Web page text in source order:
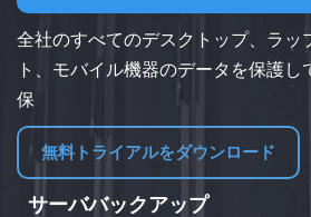
全社のすべてのデスクトップ、ラッ
ト、モバイル機器のデータを保護
保
無料トライアルをダウンロード
サーババックアップ